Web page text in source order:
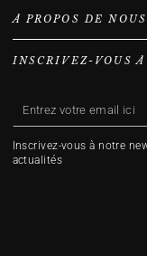
À PROPOS DE NOUS
INSCRIVEZ-VOUS
Entrez
votre
email
Inscrivez-vous à notre
actualités